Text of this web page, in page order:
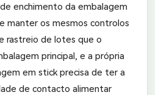
enchimento da embalagem
manter os mesmos controlos
rastreio de lotes que o
principal, e a própria
em stick precisa de ter a
de contacto alimentar